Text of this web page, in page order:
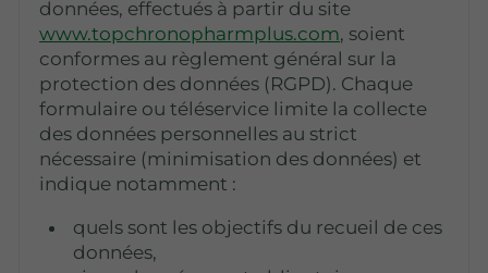
données, effectués à partir du site
www.topchronopharmplus.com, soient
conformes au règlement général sur la
protection des données (RGPD). Chaque
formulaire ou téléservice limite la collecte
des données personnelles au strict
nécessaire (minimisation des données) et
indique notamment :
quels sont les objectifs du recueil de ces
données,